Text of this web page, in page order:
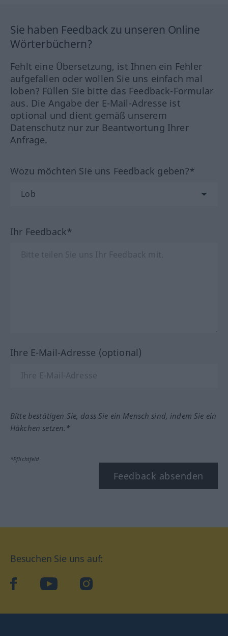
Sie haben Feedback zu unseren Online
Wörterbüchern?
Fehlt eine Übersetzung, ist Ihnen ein Fehler
aufgefallen oder wollen Sie uns einfach mal
loben? Füllen Sie bitte das Feedback-Formular
aus. Die Angabe der E-Mail-Adresse ist
optional und dient gemäß unserem
Datenschutz nur zur Beantwortung Ihrer
Anfrage.
Wozu möchten Sie uns Feedback geben?*
Ihr Feedback*
Ihre E-Mail-Adresse (optional)
Bitte bestätigen Sie, dass Sie ein Mensch sind, indem Sie ein
Häkchen setzen.*
*Pflichtfeld
Feedback absenden
Besuchen Sie uns auf:
facebookYouTube Instagram